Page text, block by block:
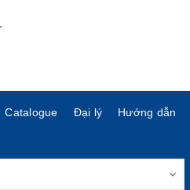
Catalogue Đại lý
Hướng dẫn